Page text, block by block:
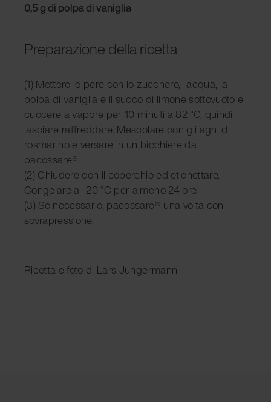
0,5 g di polpa di vaniglia
Preparazione della ricetta
(1) Mettere le pere con lo zucchero, l'acqua, la
polpa di vaniglia e il succo di limone sottovuoto e
cuocere a vapore per 10 minuti a 82 °C, quindi
lasciare raffreddare. Mescolare con gli aghi di
rosmarino e versare in un bicchiere da
pacossare®.
(2) Chiudere con il coperchio ed etichettare.
Congelare a -20 °C per almeno 24 ore.
(3) Se necessario, pacossare® una volta con
sovrapressione.
Ricetta e foto di Lars Jungermann